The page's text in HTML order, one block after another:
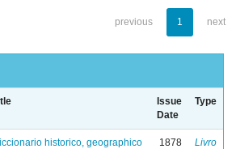
previous 1 next
Issue
Date
Type
historico, geographico
1878 Livro